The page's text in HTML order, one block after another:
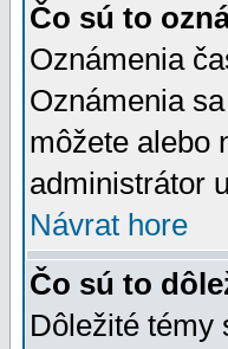
Čo sú to
Oznámenia
Oznámenia
môžete alebo
administrátor
Návrat hore
Čo sú to
Dôležité témy